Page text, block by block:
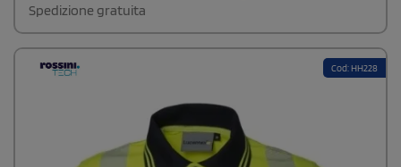
Spedizione gratuita
Cod: HH228